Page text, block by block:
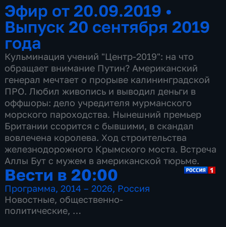
Эфир от 20.09.2019 •
Выпуск 20 сентября 2019
года
Кульминация учений "Центр-2019": на что
обращает внимание Путин? Американский
генерал мечтает о прорыве калининградской
ПРО. Любил живопись и выводил деньги в
оффшоры: дело учредителя мурманского
морского пароходства. Нынешний премьер
Британии ссорится с бывшими, в скандал
вовлечена королева. Ход строительства
железнодорожного Крымского моста. Встреча
Аллы Бут с мужем в американской тюрьме.
Вести в 20:00
Программа,2014 – 2026, Россия
Новостные, общественно-
политические,